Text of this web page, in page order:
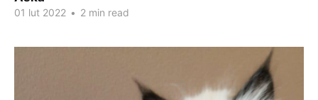
01 lut 2022 • 2 min read